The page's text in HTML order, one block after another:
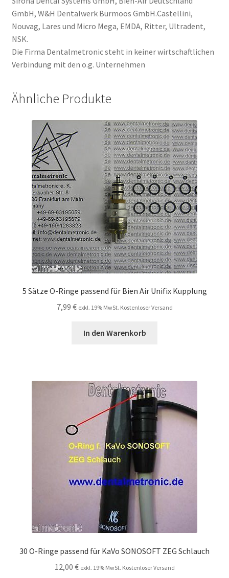
GmbH, W&H Dentalwerk Bürmoos GmbH.Castellini,
Nouvag, Lares und Micro Mega, EMDA, Ritter, Ultradent,
NSK.
Die Firma Dentalmetronic steht in keiner wirtschaftlichen
Verbindung mit den o.g. Unternehmen
Ähnliche Produkte
5 Sätze O-Ringe passend für Bien Air Unifix Kupplung
7,99 € exkl. 19% MwSt. Kostenloser Versand
In den Warenkorb
30 O-Ringe passend für KaVo SONOSOFT ZEG Schlauch
12,00 € exkl. 19% MwSt. Kostenloser Versand